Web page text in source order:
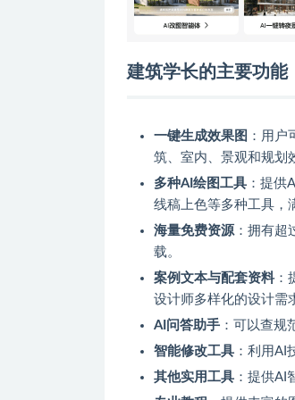
建筑学长的主要功能
一键生成效果图 ：用
筑、室内、景观和规划
多种AI绘图工具 ：提供
线稿上色等多种工具，
海量免费资源 ：拥有
载。
案例文本与配套资料
设计师多样化的设计需
AI问答助手 ：可以查规
智能修改工具 ：利用AI
其他实用工具 ：提供AI